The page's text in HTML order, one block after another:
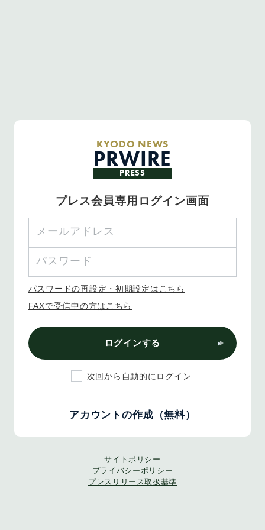
KYODO NEWS
PRWIRE
PRESS
プレス会員専用ログイン画面
パスワードの再設定・初期設定はこちら
FAXで受信中の方はこちら
ログインする
次回から自動的にログイン
アカウントの作成（無料）
サイトポリシー
プライバシーポリシー
プレスリリース取扱基準